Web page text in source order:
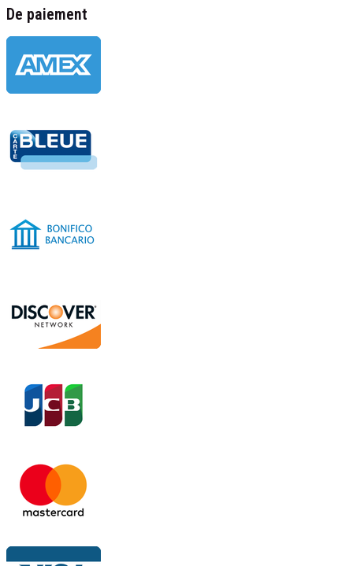
De paiement